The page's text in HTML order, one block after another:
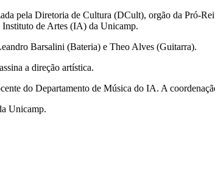
pela Diretoria de Cultura (DCult), orgão da Pró-
Instituto de Artes (IA) da Unicamp.
Barsalini (Bateria) e Theo Alves (Guitarra).
a direção artística.
do Departamento de Música do IA. A
Unicamp.